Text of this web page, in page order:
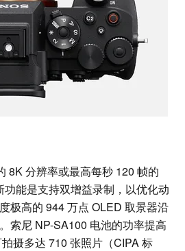
8K 分辨率或最高每秒 120 帧的
能是支持双增益录制，以优化动
极高的 944 万点 OLED 取景器沿
索尼 NP-SA100 电池的功率提高
摄多达 710 张照片（CIPA 标